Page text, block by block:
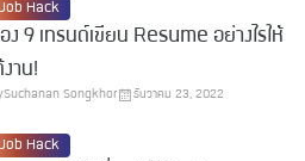
Job Hack
ง 9 เทรนด์เขียน Resume อย่างไรให้
งาน!
Suchanan Songkhor ธันวาคม 23, 2022
Job Hack